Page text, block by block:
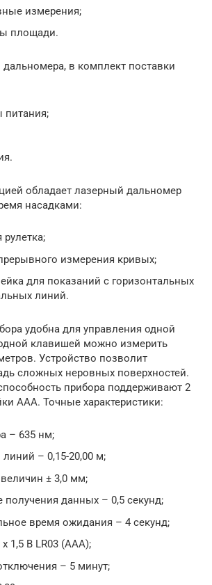
измерения;
площади.
в комплект поставки
питания;
обладает лазерный дальномер
насадками:
измерения кривых;
для показаний с горизонтальных
линий.
удобна для управления одной
клавишей можно измерить
Устройство позволит
сложных неровных поверхностей.
прибора поддерживают 2
ААА. Точные характеристики:
– 635 нм;
– 0,15-20,00 м;
± 3,0 мм;
получения данных – 0,5 секунд;
время ожидания – 4 секунд;
1,5 В LR03 (AAA);
– 5 минут;